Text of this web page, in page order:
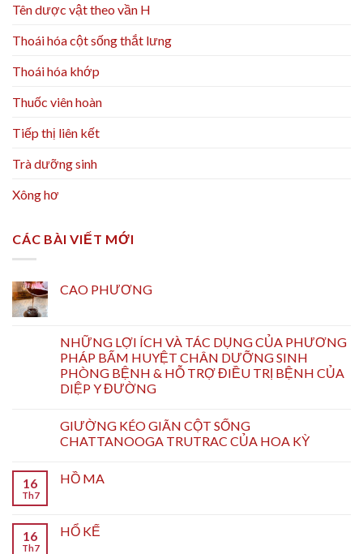
Tên dược vật theo vần H
Thoái hóa cột sống thắt lưng
Thoái hóa khớp
Thuốc viên hoàn
Tiếp thị liên kết
Trà dưỡng sinh
Xông hơ
CÁC BÀI VIẾT MỚI
CAO PHƯƠNG
NHỮNG LỢI ÍCH VÀ TÁC DỤNG CỦA PHƯƠNG
PHÁP BẤM HUYỆT CHÂN DƯỠNG SINH
PHÒNG BỆNH & HỖ TRỢ ĐIỀU TRỊ BỆNH CỦA
DIỆP Y ĐƯỜNG
GIƯỜNG KÉO GIÃN CỘT SỐNG
CHATTANOOGA TRUTRAC CỦA HOA KỲ
16
Th7
HỒ MA
16
Th7
HỔ KẾ